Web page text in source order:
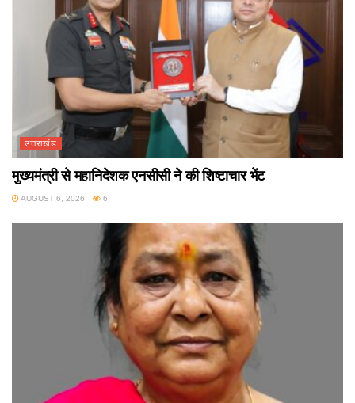
उत्तराखंड
मुख्यमंत्री से महानिदेशक एनसीसी ने की शिष्टाचार भेंट
AUGUST 6, 2026 6